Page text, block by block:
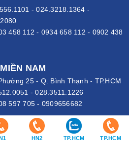
-024.3218.1364 -
458 112 - 0934 658 112 - 0902 438
NAM
25 - Q. Bình Thạnh - TP.HCM
-028.3511.1226
597 705 - 0909656682
Nam - Q. Hoàn Kiếm - Hà Nội
HN2 TP.HCM TP.HCM